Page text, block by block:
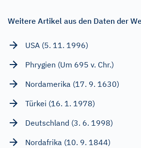
Weitere Artikel aus den Daten der
USA (5. 11. 1996)
Phrygien (Um 695 v. Chr.)
Nordamerika (17. 9. 1630)
Türkei (16. 1. 1978)
Deutschland (3. 6. 1998)
Nordafrika (10. 9. 1844)